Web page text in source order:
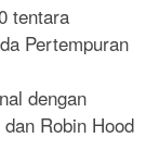
tentara
Pertempuran
dengan
Robin Hood